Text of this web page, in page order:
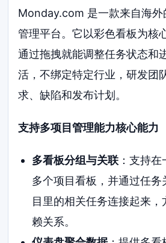
Monday.com 是一款来自海外
管理平台。它以彩色看板为核
通过拖拽就能调整任务状态和
活，不绑定特定行业，研发团
求、缺陷和发布计划。
支持多项目管理能力核心能力
多看板分组与关联：支持在
多个项目看板，并通过任务
目里的相关任务连接起来，
赖关系。